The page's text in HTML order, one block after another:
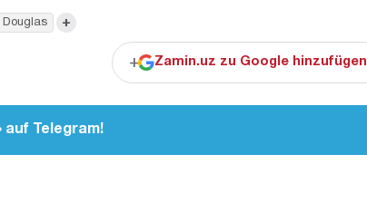
Douglas +
+ Zamin.uz zu Google hinzufügen
auf Telegram!